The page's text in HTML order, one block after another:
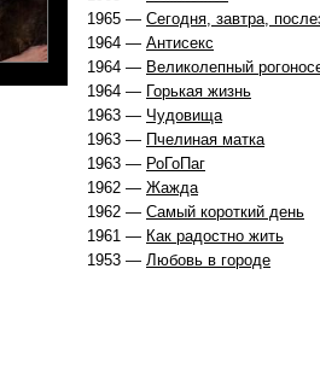
1965 — Сегодня, завтра,
1964 — Антисекс
1964 — Великолепный
1964 — Горькая жизнь
1963 — Чудовища
1963 — Пчелиная матка
1963 — РоГоПаг
1962 — Жажда
1962 — Самый короткий день
1961 — Как радостно жить
1953 — Любовь в городе